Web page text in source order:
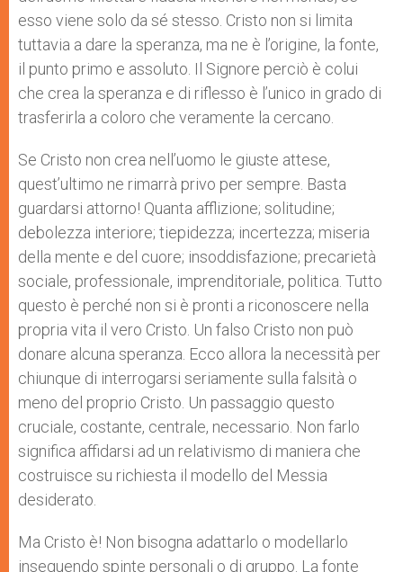
esso viene solo da sé stesso. Cristo non si limita
tuttavia a dare la speranza, ma ne è l’origine, la fonte,
il punto primo e assoluto. Il Signore perciò è colui
che crea la speranza e di riflesso è l’unico in grado di
trasferirla a coloro che veramente la cercano.
Se Cristo non crea nell’uomo le giuste attese,
quest’ultimo ne rimarrà privo per sempre. Basta
guardarsi attorno! Quanta afflizione; solitudine;
debolezza interiore; tiepidezza; incertezza; miseria
della mente e del cuore; insoddisfazione; precarietà
sociale, professionale, imprenditoriale, politica. Tutto
questo è perché non si è pronti a riconoscere nella
propria vita il vero Cristo. Un falso Cristo non può
donare alcuna speranza. Ecco allora la necessità per
chiunque di interrogarsi seriamente sulla falsità o
meno del proprio Cristo. Un passaggio questo
cruciale, costante, centrale, necessario. Non farlo
significa affidarsi ad un relativismo di maniera che
costruisce su richiesta il modello del Messia
desiderato.
Ma Cristo è! Non bisogna adattarlo o modellarlo
inseguendo spinte personali o di gruppo. La fonte